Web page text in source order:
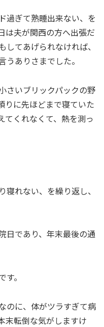
過ぎて熟睡出来ない、を
は夫が関西の方へ出張だ
してあげられなければ、
ありさまでした。
さいブリックパックの野
りに先ほどまで寝ていた
てくれなくて、熱を測っ
れない、を繰り返し、
日であり、年末最後の通
。
のに、体がツラすぎて病
末転倒な気がしますけ